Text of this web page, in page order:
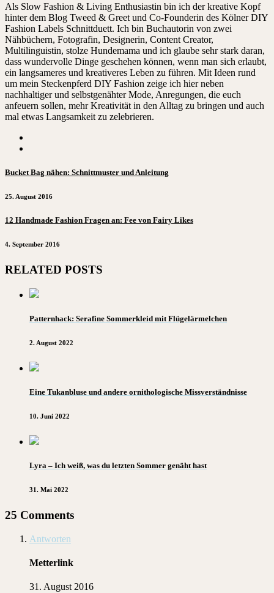
Als Slow Fashion & Living Enthusiastin bin ich der kreative Kopf
hinter dem Blog Tweed & Greet und Co-Founderin des Kölner DIY
Fashion Labels Schnittduett. Ich bin Buchautorin von zwei
Nähbüchern, Fotografin, Designerin, Content Creator,
Multilinguistin, stolze Hundemama und ich glaube sehr stark daran,
dass wundervolle Dinge geschehen können, wenn man sich erlaubt,
ein langsameres und kreativeres Leben zu führen. Mit Ideen rund
um mein Steckenpferd DIY Fashion zeige ich hier neben
nachhaltiger und selbstgenähter Mode, Anregungen, die euch
anfeuern sollen, mehr Kreativität in den Alltag zu bringen und auch
mal etwas Langsamkeit zu zelebrieren.
Bucket Bag nähen: Schnittmuster und Anleitung
25. August 2016
12 Handmade Fashion Fragen an: Fee von Fairy Likes
4. September 2016
RELATED POSTS
Patternhack: Serafine Sommerkleid mit Flügelärmelchen
2. August 2022
Eine Tukanbluse und andere ornithologische Missverständnisse
10. Juni 2022
Lyra – Ich weiß, was du letzten Sommer genäht hast
31. Mai 2022
25 Comments
Antworten
Metterlink
31. August 2016